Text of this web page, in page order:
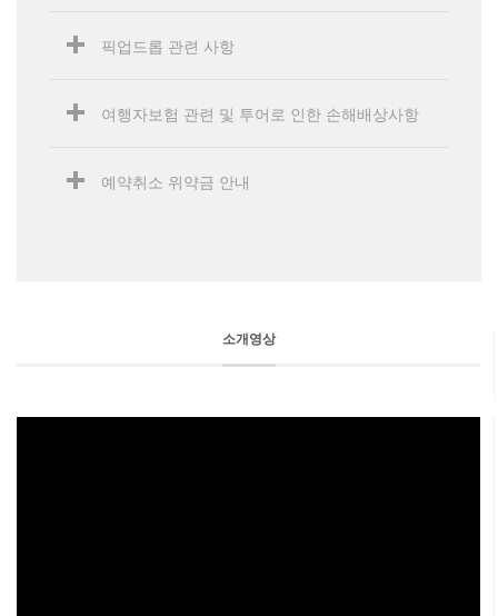
픽업드롭 관련 사항
여행자보험 관련 및 투어로 인한 손해배상사항
예약취소 위약금 안내
소개영상